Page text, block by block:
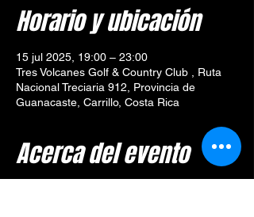
Horario y ubicación
15 jul 2025, 19:00 – 23:00
Tres Volcanes Golf & Country Club , Ruta
Nacional Treciaria 912, Provincia de
Guanacaste, Carrillo, Costa Rica
Acerca del evento